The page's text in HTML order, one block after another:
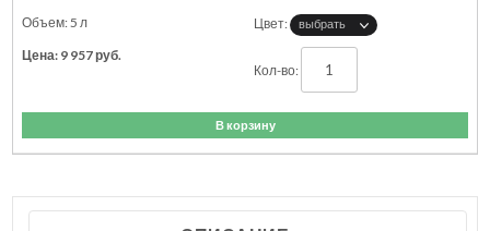
5 л
9 957руб.
В корзину